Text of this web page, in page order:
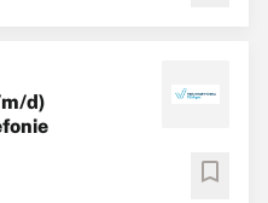
d)
bookmark